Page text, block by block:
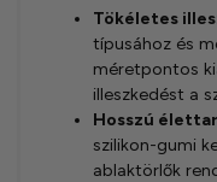
Tökéletes
típusához és
méretpontos
illeszkedést a
Hosszú
szilikon-gumi
ablaktörlők